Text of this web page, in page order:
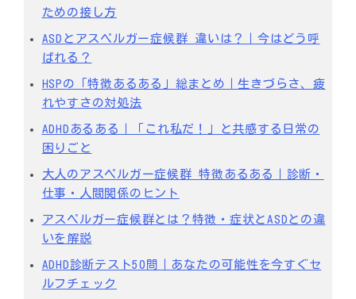
ための接し方
ASDとアスペルガー症候群 違いは？｜今はどう呼
ばれる？
HSPの「特徴あるある」総まとめ｜生きづらさ、疲
れやすさの対処法
ADHDあるある｜「これ私だ！」と共感する日常の
困りごと
大人のアスペルガー症候群 特徴あるある｜診断・
仕事・人間関係のヒント
アスペルガー症候群とは？特徴・症状とASDとの違
いを解説
ADHD診断テスト50問｜あなたの可能性を今すぐセ
ルフチェック